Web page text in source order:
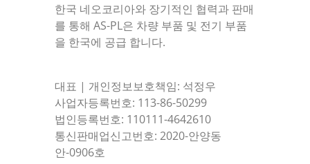
한국 네오코리아와 장기적인 협력과 판매
를 통해 AS-PL은 차량 부품 및 전기 부품
을 한국에 공급 합니다.
대표 | 개인정보보호책임: 석정우
사업자등록번호: 113-86-50299
법인등록번호: 110111-4642610
통신판매업신고번호: 2020-안양동
안-0906호